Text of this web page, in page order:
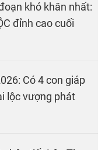
khó khăn nhất:
đỉnh cao cuối
Có 4 con giáp
lộc vượng phát